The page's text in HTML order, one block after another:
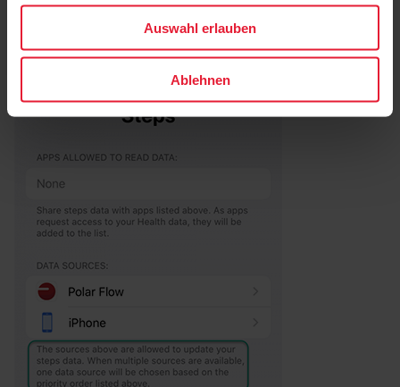
Auswahl erlauben
Ablehnen